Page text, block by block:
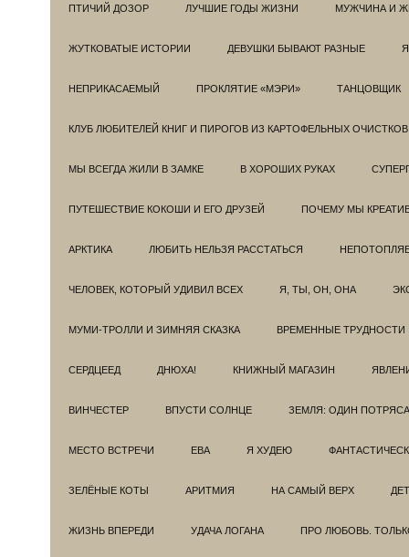
ПТИЧИЙ ДОЗОР ЛУЧШИЕ ГОДЫ ЖИЗНИ МУЖЧИНА И
ЖУТКОВАТЫЕ ИСТОРИИ ДЕВУШКИ БЫВАЮТ РАЗНЫЕ
НЕПРИКАСАЕМЫЙ ПРОКЛЯТИЕ «МЭРИ» ТАНЦОВЩИК
КЛУБ ЛЮБИТЕЛЕЙ КНИГ И ПИРОГОВ ИЗ КАРТОФЕЛЬНЫХ ОЧИСТКОВ
МЫ ВСЕГДА ЖИЛИ В ЗАМКЕ В ХОРОШИХ РУКАХ
ПУТЕШЕСТВИЕ КОКОШИ И ЕГО ДРУЗЕЙ ПОЧЕМУ МЫ
АРКТИКА ЛЮБИТЬ НЕЛЬЗЯ РАССТАТЬСЯ
ЧЕЛОВЕК, КОТОРЫЙ УДИВИЛ ВСЕХ Я, ТЫ, ОН, ОНА
МУМИ-ТРОЛЛИ И ЗИМНЯЯ СКАЗКА ВРЕМЕННЫЕ ТРУДНОСТИ
СЕРДЦЕЕД ДНЮХА! КНИЖНЫЙ МАГАЗИН
ВИНЧЕСТЕР ВПУСТИ СОЛНЦЕ ЗЕМЛЯ: ОДИН
МЕСТО ВСТРЕЧИ ЕВА Я ХУДЕЮ
ЗЕЛЁНЫЕ КОТЫ АРИТМИЯ НА САМЫЙ ВЕРХ
ЖИЗНЬ ВПЕРЕДИ УДАЧА ЛОГАНА ПРО ЛЮБОВЬ.